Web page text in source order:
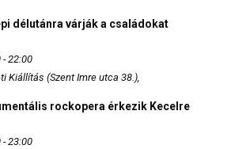
délutánra várják a családokat
22:00
Kiállítás (Szent Imre utca 38.),
rockopera érkezik Kecelre
23:00